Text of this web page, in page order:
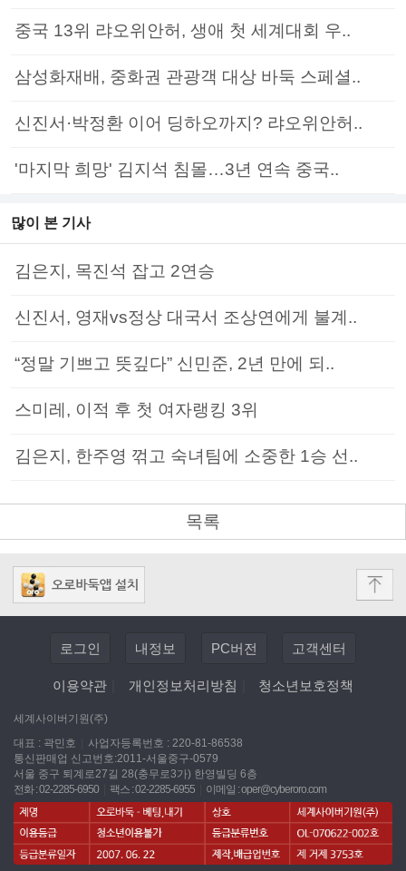
중국 13위 랴오위안허, 생애 첫 세계대회 우..
삼성화재배, 중화권 관광객 대상 바둑 스페셜..
신진서·박정환 이어 딩하오까지? 랴오위안허..
'마지막 희망' 김지석 침몰…3년 연속 중국..
많이 본 기사
김은지, 목진석 잡고 2연승
신진서, 영재vs정상 대국서 조상연에게 불계..
“정말 기쁘고 뜻깊다” 신민준, 2년 만에 되..
스미레, 이적 후 첫 여자랭킹 3위
김은지, 한주영 꺾고 숙녀팀에 소중한 1승 선..
목록
로그인 내정보 PC버전 고객센터
이용약관 개인정보처리방침 청소년보호정책
세계사이버기원(주)
대표 : 곽민호
사업자등록번호 : 220-81-86538
통신판매업 신고번호:2011-서울중구-0579
서울 중구 퇴계로27길 28(충무로3가) 한영빌딩 6층
전화 : 02-2285-6950
팩스 : 02-2285-6955 이메일 :oper@cyberoro.com